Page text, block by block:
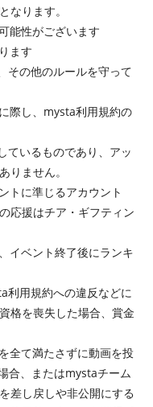
なります。
能性がございます
ます
その他のルールを守って
際し、mysta利用規約の
ているものであり、アッ
りません。
トに準じるアカウント
応援はチア・ギフティン
イベント終了後にランキ
利用規約への違反などに
格を喪失した場合、賞金
全て満たさずに動画を投
合、またはmystaチーム
差し戻しや非公開にする